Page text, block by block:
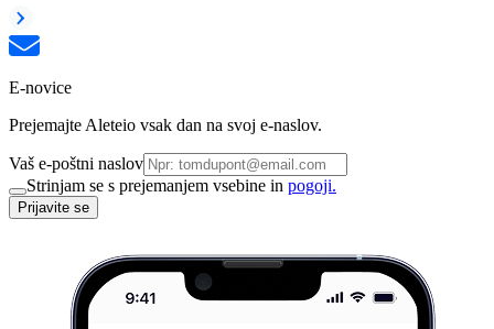
E-novice
Prejemajte Aleteio vsak dan na svoj e-naslov.
Vaš e-poštni naslov
Strinjam se s prejemanjem vsebine in pogoji.
Prijavite se